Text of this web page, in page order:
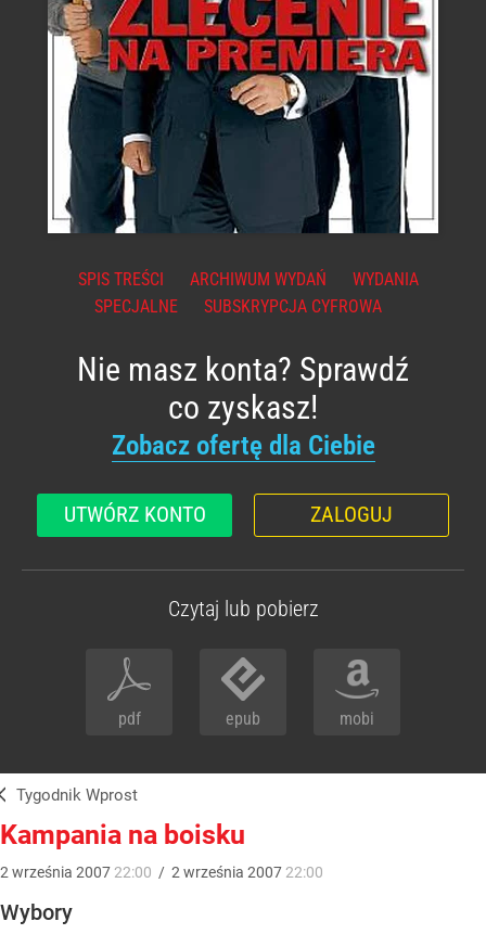
SPIS TREŚCI ARCHIWUM WYDAŃ
WYDANIA
SPECJALNE
SUBSKRYPCJA CYFROWA
Nie masz konta? Sprawdź
co zyskasz!
Zobacz ofertę dla Ciebie
UTWÓRZ KONTO ZALOGUJ
Czytaj lub pobierz
pdf epub mobi
Tygodnik Wprost
Kampania na boisku
2 września 2007 22:00 / 2 września 2007 22:00
Wybory